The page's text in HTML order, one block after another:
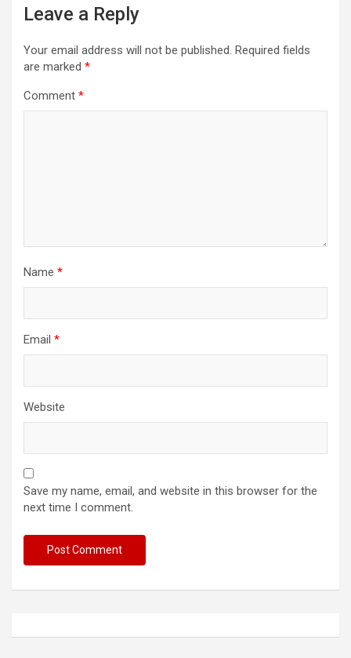
Leave a Reply
Your email address will not be published. Required fields
are marked *
Comment *
Name *
Email *
Website
Save my name, email, and website in this browser for the
next time I comment.